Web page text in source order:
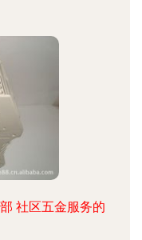
社区五金服务的